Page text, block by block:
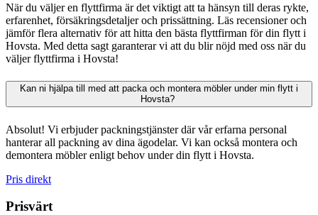
När du väljer en flyttfirma är det viktigt att ta hänsyn till deras rykte,
erfarenhet, försäkringsdetaljer och prissättning. Läs recensioner och
jämför flera alternativ för att hitta den bästa flyttfirman för din flytt i
Hovsta. Med detta sagt garanterar vi att du blir nöjd med oss när du
väljer flyttfirma i Hovsta!
Kan ni hjälpa till med att packa och montera möbler under min flytt i
Hovsta?
Absolut! Vi erbjuder packningstjänster där vår erfarna personal
hanterar all packning av dina ägodelar. Vi kan också montera och
demontera möbler enligt behov under din flytt i Hovsta.
Pris direkt
Prisvärt